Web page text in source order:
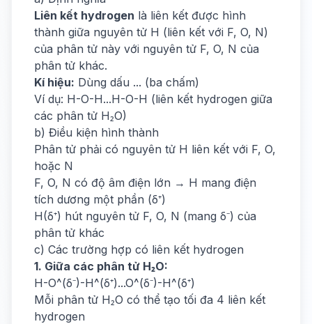
Liên kết hydrogen là liên kết được hình
thành giữa nguyên tử H (liên kết với F, O, N)
của phân tử này với nguyên tử F, O, N của
phân tử khác.
Kí hiệu: Dùng dấu ... (ba chấm)
Ví dụ: H-O-H...H-O-H (liên kết hydrogen giữa
các phân tử H₂O)
b) Điều kiện hình thành
Phân tử phải có nguyên tử H liên kết với F, O,
hoặc N
F, O, N có độ âm điện lớn → H mang điện
tích dương một phần (δ⁺)
H(δ⁺) hút nguyên tử F, O, N (mang δ⁻) của
phân tử khác
c) Các trường hợp có liên kết hydrogen
1. Giữa các phân tử H₂O:
H-O^(δ⁻)-H^(δ⁺)...O^(δ⁻)-H^(δ⁺)
Mỗi phân tử H₂O có thể tạo tối đa 4 liên kết
hydrogen